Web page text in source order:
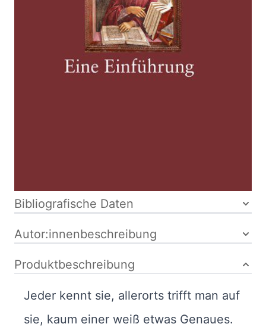
Franziska
Verlag: C. H.
15.03.2018
Bibliografische Daten
Autor:innenbeschreibung
Produktbeschreibung
Jeder kennt sie, allerorts trifft man auf
sie, kaum einer weiß etwas Genaues.